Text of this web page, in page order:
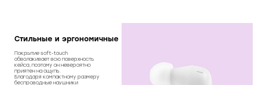
Стильные и эргономичные
Покрытие soft-touch
обволакивает всю поверхность
кейса, поэтому он невероятно
приятен на ощупь.
Благодаря компактному размеру
беспроводные наушники